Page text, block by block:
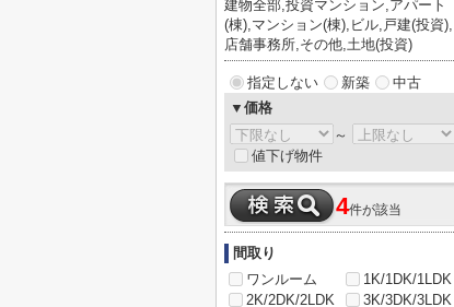
建物全部,投資マンション,アパート
(棟),マンション(棟),ビル,戸建(投資),
店舗事務所,その他,土地(投資)
指定しない 新築
中古
▼価格
～
値下げ物件
4件が該当
間取り
ワンルーム
1K/1DK/1LDK
2K/2DK/2LDK
3K/3DK/3LDK